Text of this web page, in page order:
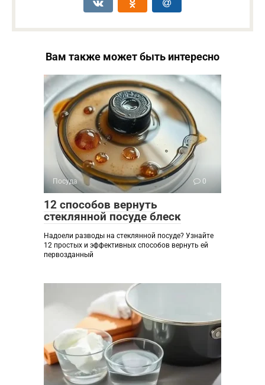
Вам также может быть интересно
Посуда 0
12 способов вернуть
стеклянной посуде блеск
Надоели разводы на стеклянной посуде? Узнайте
12 простых и эффективных способов вернуть ей
первозданный